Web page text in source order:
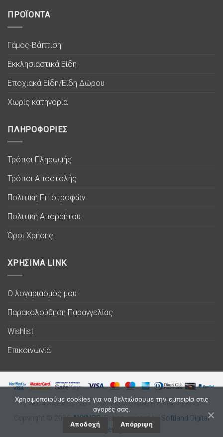
ΠΡΟΪΟΝΤΑ
Γάμος-Βάπτιση
Εκκλησιαστικά Είδη
Εποχιακά Είδη/Είδη Δώρου
Χωρίς κατηγορία
ΠΛΗΡΟΦΟΡΙΕΣ
Τρόποι Πληρωμής
Τρόποι Αποστολής
Πολιτική Επιστροφών
Πολιτική Απορρήτου
Όροι Χρήσης
ΧΡΗΣΙΜΑ LINK
Ο λογαριασμός μου
Παρακολούθηση Παραγγελίας
Wishlist
Επικοινωνία
Ο ΛΟΓΑΡΙΑΣΜΟΣ ΜΟΥ ΠΑΡΑΚΟΛΟΥΘΗΣΗ ΠΑΡΑΓΓΕΛΙΑΣ
Copyright © 2026 ΛΥΧΝΟC . Eshop created by Softland Digital
Agency.
Χρησιμοποιούμε cookies για να βελτιώσουμε την εμπειρία στις
αγορές σας.
Αποδοχή Απόρριψη